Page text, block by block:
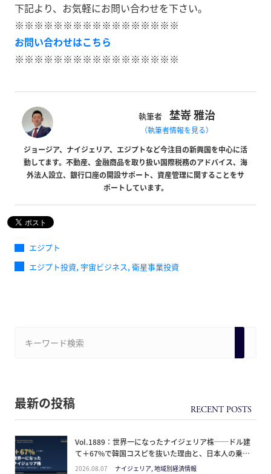
下記より、お気軽にお問い合わせを下さい。
※※※※※※※※※※※※※※※※※
お問い合わせはこちら
※※※※※※※※※※※※※※※※※
執筆者 埜嵜 雅治
（執筆者情報を見る）
ジョージア、ナイジェリア、エジプトなど今注目の新興国を中心に活
動してます。不動産、金融商品を取り扱い国際税務のアドバイス、海
外法人設立、銀行口座の開設サポート、資産管理に関することをサ
ポートしています。
エジプト
エジプト投資, 宇宙ビジネス, 衛星事業投資
最新の投稿
Vol.1889：世界一になったナイジェリア株──ドル建
て＋67%で韓国コスピを抜いた理由と、日本人の乗り
方
2026.08.07 ナイジェリア, 地域別経済情報